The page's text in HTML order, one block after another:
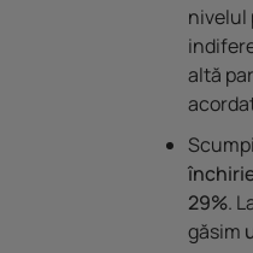
nivelul
altă
29%.
găsim